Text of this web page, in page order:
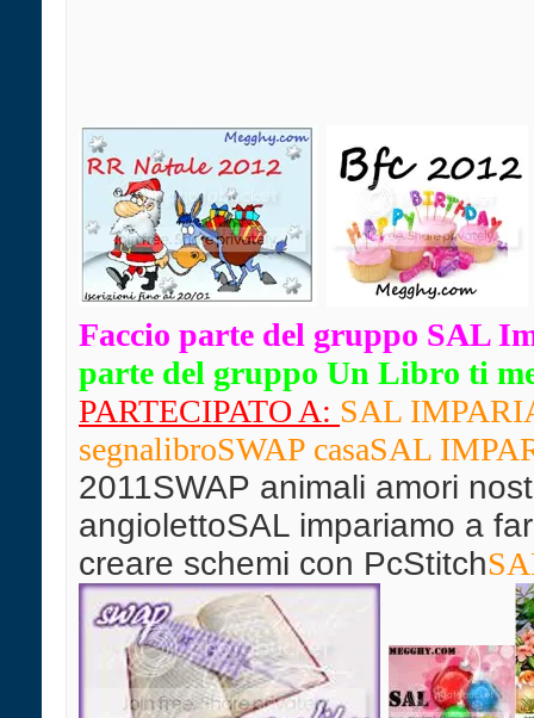
Faccio parte del gruppo SAL
parte del gruppo Un Libro ti
PARTECIPATO A: SAL
segnalibroSWAP casaSAL
2011SWAP animali amori
angiolettoSAL impariamo a
creare schemi con PcStitch